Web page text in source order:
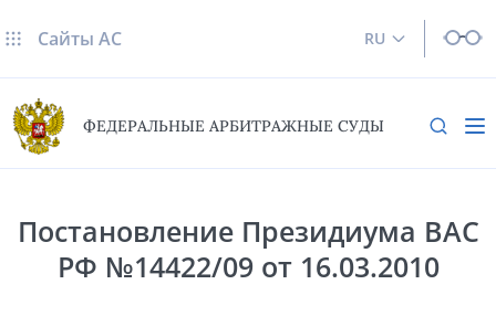
RU
Сайты AC
ФЕДЕРАЛЬНЫЕ АРБИТРАЖНЫЕ СУДЫ
Постановление Президиума ВАС
РФ №14422/09 от 16.03.2010